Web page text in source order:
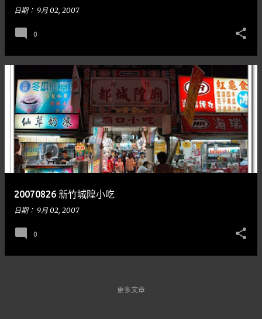
日期： 9月 02, 2007
0
20070826 新竹城隍小吃
日期： 9月 02, 2007
0
更多文章